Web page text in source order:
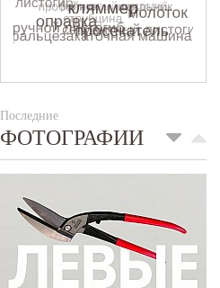
Последние
ФОТОГРАФИИ